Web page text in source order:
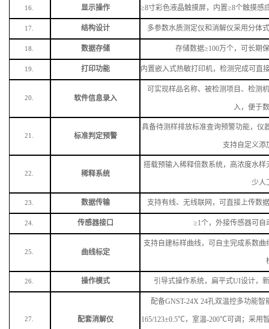
16. 显示操作 ≥8寸彩色液晶触摸屏，内置≥8个触摸感
17. 结构设计 多参数水质测定仪和消解仪采用分体
18. 数据存储 存储数据≥100万个，可长期
19. 打印功能 内置嵌入式热敏打印机，检测完成可直
20. 软件信息录入
可实现样品名称、被检测项目、检测
入，便于
21. 标准判定预警
具备待测样排放标准查询预警功能，仪
支持自定义添
22. 稀释系统
搭载预输入稀释倍数系统，高浓度水
少人
23. 数据传输 支持有线、无线联网，可直接上传数
24. 传感器接口 ≥1个，外接传感器可
25. 曲线标定
支持自建标样曲线，可自主完成系数
26. 操作模式 引导式操作系统，扁平式UI设计，
27. 配套消解仪
配备GNST-24X 24孔双温控多功能
165/123±0.5℃，室温-200℃可调；采用